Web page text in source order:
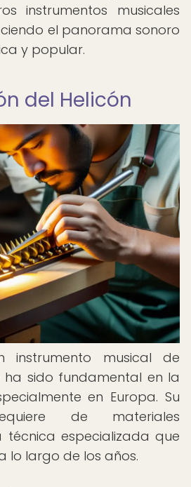
instrumentos musicales
el panorama sonoro
y popular.
del Helicón
instrumento musical de
sido fundamental en la
en Europa. Su
de materiales
técnica especializada que
lo largo de los años.